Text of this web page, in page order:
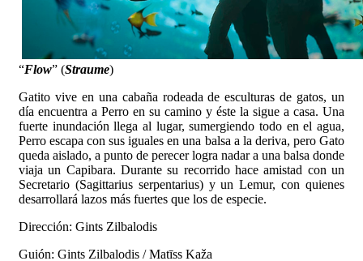
“Flow” (Straume)
Gatito vive en una cabaña rodeada de esculturas de gatos, un
día encuentra a Perro en su camino y éste la sigue a casa. Una
fuerte inundación llega al lugar, sumergiendo todo en el agua,
Perro escapa con sus iguales en una balsa a la deriva, pero Gato
queda aislado, a punto de perecer logra nadar a una balsa donde
viaja un Capibara. Durante su recorrido hace amistad con un
Secretario (Sagittarius serpentarius) y un Lemur, con quienes
desarrollará lazos más fuertes que los de especie.
Dirección: Gints Zilbalodis
Guión: Gints Zilbalodis / Matīss Kaža